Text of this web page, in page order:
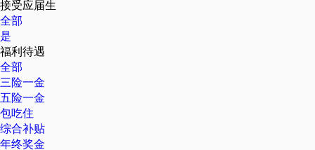
接受应届生
全部
是
福利待遇
全部
三险一金
五险一金
包吃住
综合补贴
年终奖金